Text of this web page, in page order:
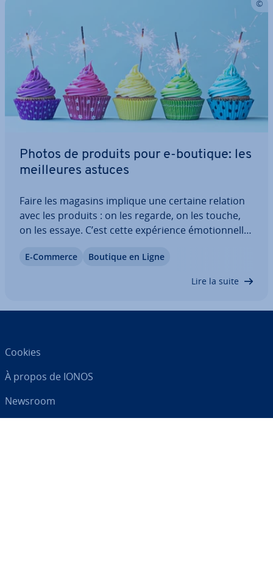
Photos de produits pour e-boutique: les
meil­leures astuces
Faire les magasins implique une certaine relation
avec les produits : on les regarde, on les touche,
on les essaye. C’est cette ex­pé­rience émo­tion­nelle
processus est en revanche im­pos­sible sur
E-Commerce Boutique en Ligne
Lire la suite
Cookies
À propos de IONOS
Newsroom